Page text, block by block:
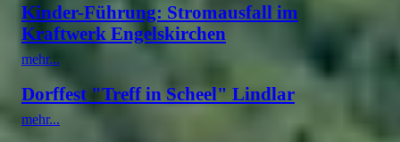
Kinder-Führung: Stromausfall im
Kraftwerk Engelskirchen
mehr...
Dorffest "Treff in Scheel" Lindlar
mehr...